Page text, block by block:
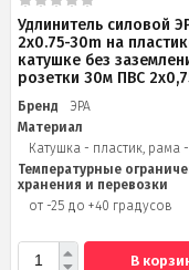
Удлинитель силовой
2x0.75-30m на
катушке без
розетки 30м ПВС
Бренд
ЭРА
Материал
Катушка - пластик, рама
Температурные
хранения и перевозки
от -25 до +40 градусов
В